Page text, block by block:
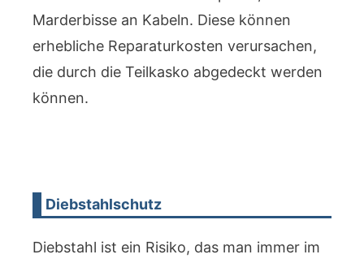
Marderbisse an Kabeln. Diese können
erhebliche Reparaturkosten verursachen,
die durch die Teilkasko abgedeckt werden
können.
Diebstahlschutz
Diebstahl ist ein Risiko, das man immer im